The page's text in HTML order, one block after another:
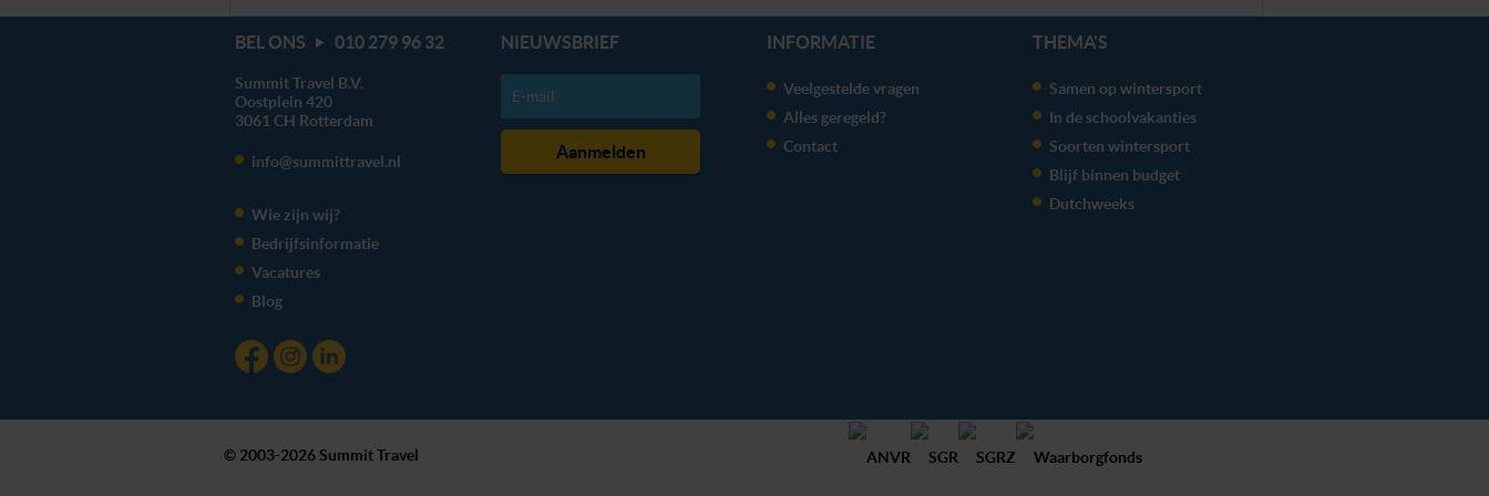
BEL ONS 010 279 96 32
Summit Travel B.V.
Oostplein 420
3061 CH Rotterdam
info@summittravel.nl
Wie zijn wij?
Bedrijfsinformatie
Vacatures
Blog
NIEUWSBRIEF INFORMATIE
Veelgestelde vragen
Alles geregeld?
Contact
THEMA'S
Samen op wintersport
In de schoolvakanties
Soorten wintersport
Blijf binnen budget
Dutchweeks
© 2003-2026 Summit Travel